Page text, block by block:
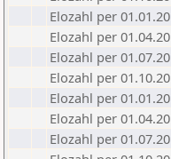
Elozahl per
Elozahl per
Elozahl per
Elozahl per
Elozahl per
Elozahl per
Elozahl per